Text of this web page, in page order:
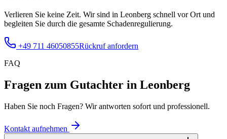
Verlieren Sie keine Zeit. Wir sind in Leonberg schnell vor Ort und
begleiten Sie durch die gesamte Schadenregulierung.
+49 711 46050855Rückruf anfordern
FAQ
Fragen zum Gutachter in Leonberg
Haben Sie noch Fragen? Wir antworten sofort und professionell.
Kontakt aufnehmen